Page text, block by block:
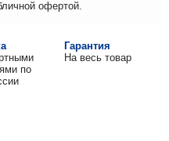
офертой.
по
Гарантия
На весь товар